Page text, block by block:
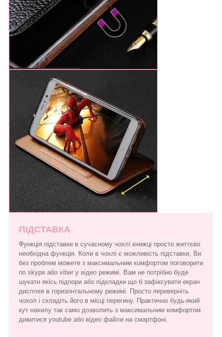
ПІДСТАВКА
Функція підставки в сучасному чохлі книжці просто життєво
необхідна функція. Коли в чохлі є можливість підставки, Ви
без проблем можете з максимальним комфортом поговорити
по skype або viber у відео режимі. Вам не потрібно буде
шукати якісь підпори або підкладки що б зафіксувати екран
дисплея в горизонтальному режимі. Просто переверніть
чохол і складіть його в місці перегину. Практично будь-який
кут нахилу так само дозволить з максимальним комфортом
дивитися youtube або відео файли на смартфоні.